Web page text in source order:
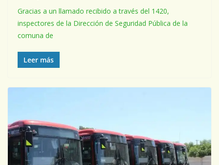
Gracias a un llamado recibido a través del 1420,
inspectores de la Dirección de Seguridad Pública de la
comuna de
Leer más